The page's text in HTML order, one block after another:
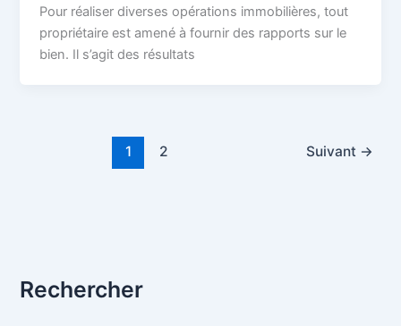
Pour réaliser diverses opérations immobilières, tout
propriétaire est amené à fournir des rapports sur le
bien. Il s’agit des résultats
1 2 Suivant →
Rechercher